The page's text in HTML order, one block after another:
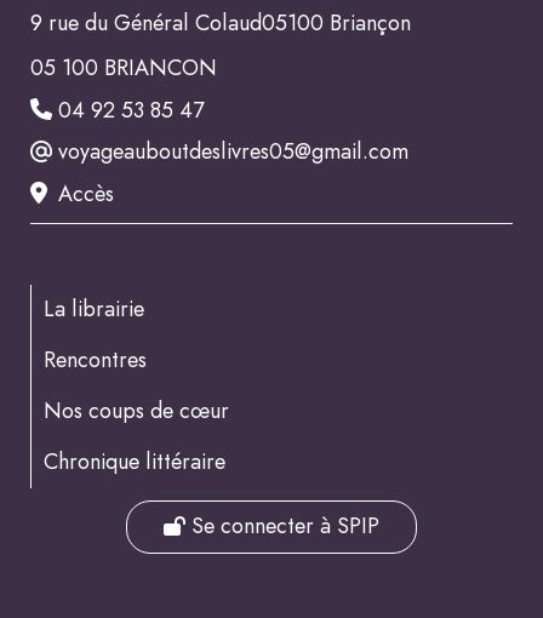
9 rue du Général Colaud05100 Briançon
05 100 BRIANCON
04 92 53 85 47
voyageauboutdeslivres05@gmail.com
Accès
La librairie
Rencontres
Nos coups de cœur
Chronique littéraire
Se connecter à SPIP